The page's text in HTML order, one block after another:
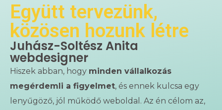
Együtt tervezünk,
közösen hozunk létre
Juhász-Soltész Anita
webdesigner
Hiszek abban, hogy minden vállalkozás
megérdemli a figyelmet, és ennek kulcsa egy
lenyűgöző, jól működő weboldal. Az én célom az,